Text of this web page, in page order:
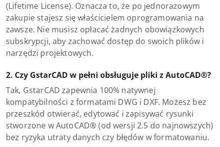
(Lifetime License). Oznacza to, że po jednorazowym
zakupie stajesz się właścicielem oprogramowania na
zawsze. Nie musisz opłacać żadnych obowiązkowych
subskrypcji, aby zachować dostęp do swoich plików i
narzędzi projektowych.
2. Czy GstarCAD w pełni obsługuje pliki z AutoCAD®?
Tak, GstarCAD zapewnia 100% natywnej
kompatybilności z formatami DWG i DXF. Możesz bez
przeszkód otwierać, edytować i zapisywać rysunki
stworzone w AutoCAD® (od wersji 2.5 do najnowszych)
bez ryzyka utraty danych czy błędów w formatowaniu.